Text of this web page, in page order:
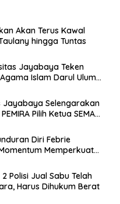
Akan Terus Kawal
hingga Tuntas
Jayabaya Teken
Islam Darul Ulum
Jayabaya Selengarakan
Pilih Ketua SEMA
Diri Febrie
Memperkuat
2 Polisi Jual Sabu Telah
Harus Dihukum Berat